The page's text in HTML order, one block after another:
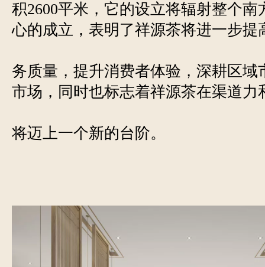
积2600平米，它的设立将辐射整个南
心的成立，表明了祥源茶将进一步提
务质量，提升消费者体验，深耕区域
市场，同时也标志着祥源茶在渠道力
将迈上一个新的台阶。